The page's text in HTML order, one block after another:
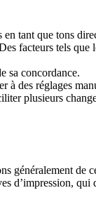
tant que tons
facteurs tels que
sa concordance.
des réglages
plusieurs
généralement de
d’impression, qui